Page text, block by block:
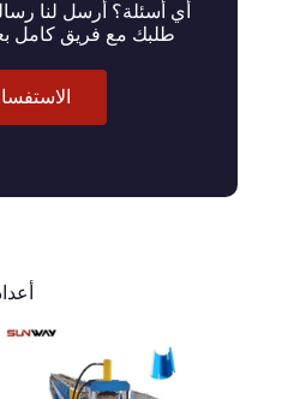
أي أسئلة؟ أرسل لنا
طلبك مع فريق كامل